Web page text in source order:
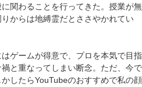
関わることを行ってきた。授業が無
からは地縛霊だとささやかれてい
ゲームが得意で、プロを本気で目指
と重なってしまい断念。ただ、今で
したらYouTubeのおすすめで私の顔